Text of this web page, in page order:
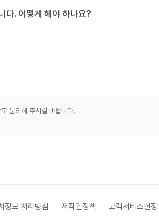
다. 어떻게 해야 하나요?
로 문의해 주시길 바랍니다.
정보 처리방침 저작권정책
고객서비스헌장